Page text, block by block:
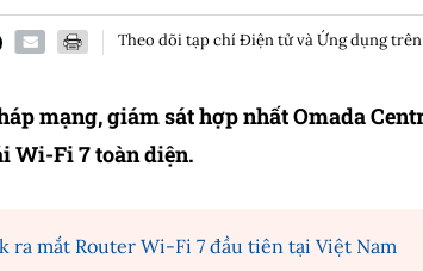
Theo dõi tạp chí Điện tử và Ứng dụng trên
mạng, giám sát hợp nhất Omada
Wi-Fi 7 toàn diện.
ra mắt Router Wi-Fi 7 đầu tiên tại Việt Nam